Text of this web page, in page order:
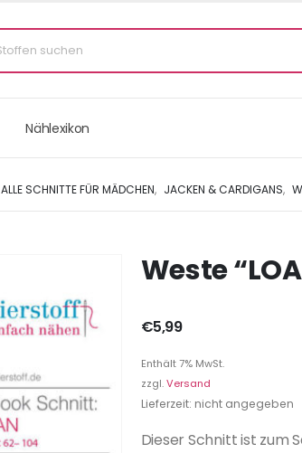
Nählexikon
ALLE SCHNITTE FÜR MÄDCHEN, JACKEN & CARDIGANS,
Weste
€5,99
Enthält 7% MwSt.
zzgl.Versand
Lieferzeit: nicht angegeben
Dieser Schnitt ist zum